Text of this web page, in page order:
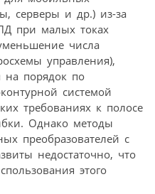
серверы и др.) из-за
при малых токах
числа
управления),
на порядок по
системой
требованиях к полосе
Однако методы
преобразователей с
недостаточно, что
этого